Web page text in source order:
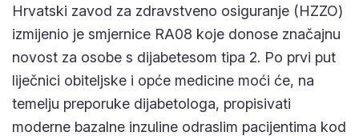
Hrvatski zavod za zdravstveno osiguranje (HZZO)
izmijenio je smjernice RA08 koje donose značajnu
novost za osobe s dijabetesom tipa 2. Po prvi put
liječnici obiteljske i opće medicine moći će, na
temelju preporuke dijabetologa, propisivati
moderne bazalne inzuline odraslim pacijentima kod